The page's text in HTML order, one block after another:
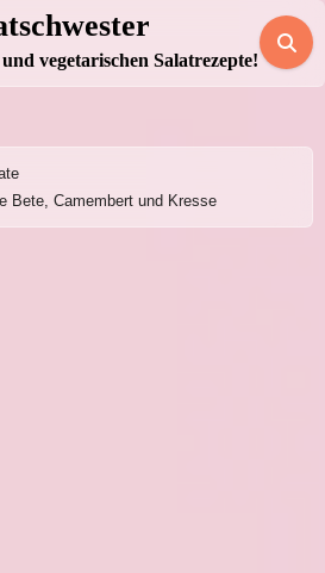
vegetarischen Salatrezepte!
Bete, Camembert und Kresse